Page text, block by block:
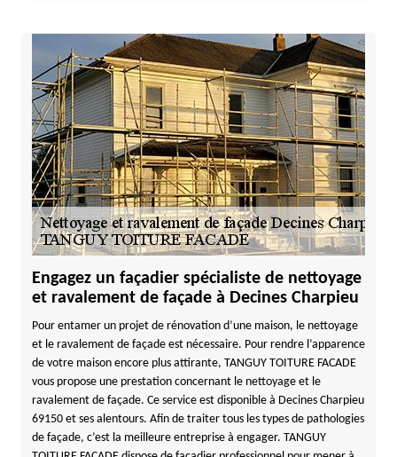
Engagez un façadier spécialiste de nettoyage
et ravalement de façade à Decines Charpieu
Pour entamer un projet de rénovation d’une maison, le nettoyage
et le ravalement de façade est nécessaire. Pour rendre l’apparence
de votre maison encore plus attirante, TANGUY TOITURE FACADE
vous propose une prestation concernant le nettoyage et le
ravalement de façade. Ce service est disponible à Decines Charpieu
69150 et ses alentours. Afin de traiter tous les types de pathologies
de façade, c’est la meilleure entreprise à engager. TANGUY